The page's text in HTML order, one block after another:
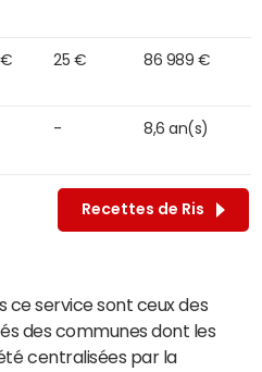
€ 25 € 86 989 €
- 8,6 an(s)
Recettes de Ris
ce service sont ceux des
des communes dont les
centralisées par la